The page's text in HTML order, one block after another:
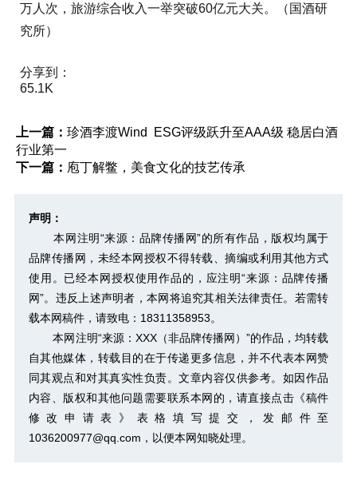
万人次，旅游综合收入一举突破60亿元大关。（国酒研
究所）
分享到：
65.1K
上一篇： 珍酒李渡Wind ESG评级跃升至AAA级 稳居白酒
行业第一
下一篇： 庖丁解鳖，美食文化的技艺传承
声明：
本网注明“来源：品牌传播网”的所有作品，版权均属于
品牌传播网，未经本网授权不得转载、摘编或利用其他方式
使用。已经本网授权使用作品的，应注明“来源：品牌传播
网”。违反上述声明者，本网将追究其相关法律责任。若需转
载本网稿件，请致电：18311358953。
本网注明“来源：XXX（非品牌传播网）”的作品，均转载
自其他媒体，转载目的在于传递更多信息，并不代表本网赞
同其观点和对其真实性负责。文章内容仅供参考。如因作品
内容、版权和其他问题需要联系本网的，请直接点击 《稿件
修改申请表》 表格填写提交，发邮件至
1036200977@qq.com，以便本网知晓处理。